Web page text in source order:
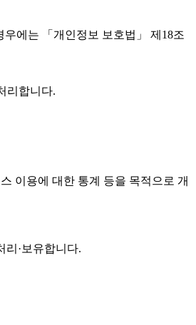
에는 「개인정보 보호법」 제18조
리합니다.
이용에 대한 통계 등을 목적으로 개
리·보유합니다.